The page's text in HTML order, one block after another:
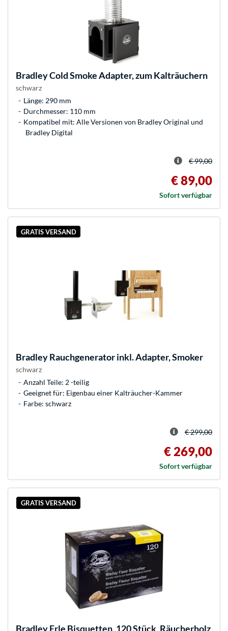
BradleyCold Smoke Adapter, zum Kalträuchern
schwarz
Länge: 290 mm
Durchmesser: 110 mm
Kompatibel mit: Alle Versionen von Bradley Original und
Bradley Digital
€ 99,00
€ 89,00
Sofort verfügbar
GRATIS VERSAND
BradleyRauchgenerator inkl. Adapter, Smoker
schwarz
Anzahl Teile: 2 -teilig
Geeignet für: Eigenbau einer Kalträucher-Kammer
Farbe: schwarz
€ 299,00
€ 269,00
Sofort verfügbar
GRATIS VERSAND
BradleyErle Bisquetten, 120 Stück, Räucherholz